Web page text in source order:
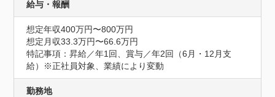
給与・報酬
想定年収400万円〜800万円
想定月収33.3万円〜66.6万円
特記事項：昇給／年1回、賞与／年2回（6月・12月支
給）※正社員対象、業績により変動
勤務地